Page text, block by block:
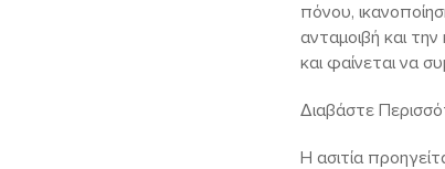
πόνου,
ανταμοιβή και
και φαίνεται να
Διαβάστε
Η ασιτία